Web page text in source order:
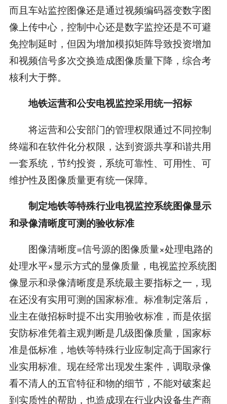
而且车站监控图像还是通过视频编码器变数字图
像上传中心，控制中心还是数字监控还是不可避
免控制延时，但因为增加模拟矩阵导致投资增加
和视频信号多次交换造成图像质量下降，综合考
核利大于弊。
地铁运营和公安电视监控采用统一招标
将运营和公安部门的管理权限通过不同控制
终端和在软件化分权限，达到资源共享和谐共用
一套系统，节约投资，系统可靠性、可用性、可
维护性及图像质量更有统一保障。
制定地铁等特殊行业电视监控系统图像显示
和录像清晰度可测的验收标准
图像清晰度=信号源的图像质量×处理电路的
处理水平×显示方式的显像质量，电视监控系统图
像显示和录像清晰度是系统最主要指标之一，现
在还没有实用可测的国家标准。标准制定落后，
业主在做招标时提不出实用验收标准，而是依据
安防标准凭着主观判断是几级图像质量，国家标
准是低标准，地铁等特殊行业应制定高于国家行
业实用标准。现在经常出现发生案件，调取录像
看不清人的五官特征和物的细节，不能对破案起
到实质性的帮助，也造成现在行业内设备生产商